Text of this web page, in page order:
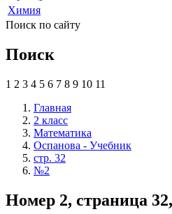
Химия
Поиск по сайту
Поиск
1 2 3 4 5 6 7 8 9 10 11
Главная
2 класс
Математика
Оспанова - Учебник
стр. 32
№2
Номер 2, страница